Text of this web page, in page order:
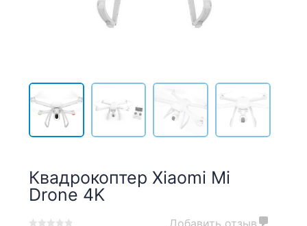
Квадрокоптер Xiaomi Mi
Drone 4K
Добавить отзыв